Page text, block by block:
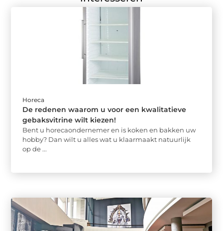
Horeca
De redenen waarom u voor een kwalitatieve
gebaksvitrine wilt kiezen!
Bent u horecaondernemer en is koken en bakken uw
hobby? Dan wilt u alles wat u klaarmaakt natuurlijk
op de ...